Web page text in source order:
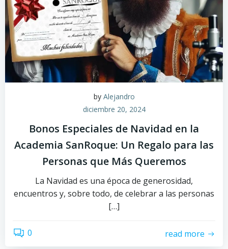
by Alejandro
diciembre 20, 2024
Bonos Especiales de Navidad en la
Academia SanRoque: Un Regalo para las
Personas que Más Queremos
La Navidad es una época de generosidad,
encuentros y, sobre todo, de celebrar a las personas
[…]
0 read more